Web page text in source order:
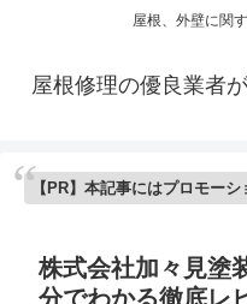
屋根、外壁に関
屋根修理の優良業者
【PR】本記事にはプロモー
株式会社加々見塗
分でわかる徹底レ